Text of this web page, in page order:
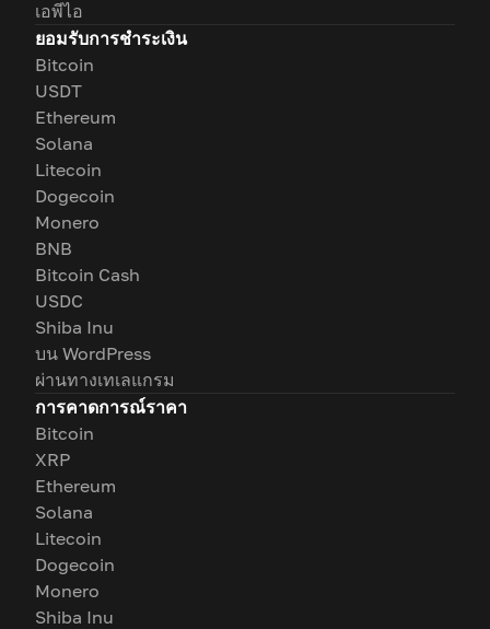
เอพีไอ
ยอมรับการชำระเงิน
Bitcoin
USDT
Ethereum
Solana
Litecoin
Dogecoin
Monero
BNB
Bitcoin Cash
USDC
Shiba Inu
บน WordPress
ผ่านทางเทเลแกรม
การคาดการณ์ราคา
Bitcoin
XRP
Ethereum
Solana
Litecoin
Dogecoin
Monero
Shiba Inu